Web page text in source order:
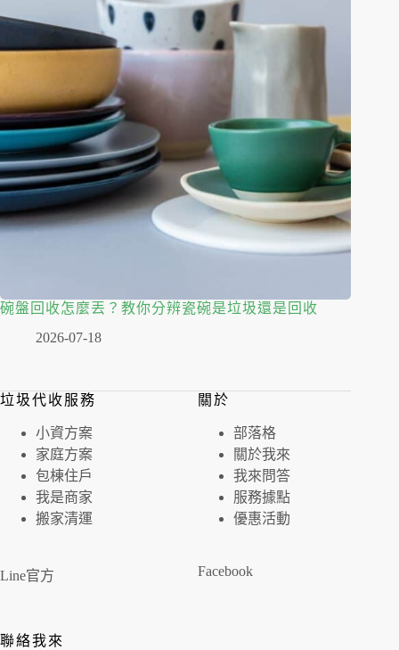
碗盤回收怎麼丟？教你分辨瓷碗是垃圾還是回收
2026-07-18
垃圾代收服務
⼩資⽅案
家庭⽅案
包棟住戶
我是商家
搬家清運
Line官方
關於
部落格
關於我來
我來問答
服務據點
優惠活動
Facebook
聯絡我來